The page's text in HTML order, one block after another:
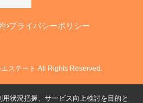
プライバシーポリシー
ステート All Rights Reserved.
状況把握、サービス向上検討を目的と